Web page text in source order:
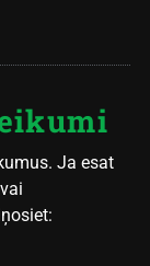
Ja esat